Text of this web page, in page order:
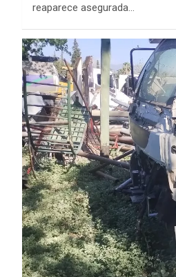
reaparece asegurada…